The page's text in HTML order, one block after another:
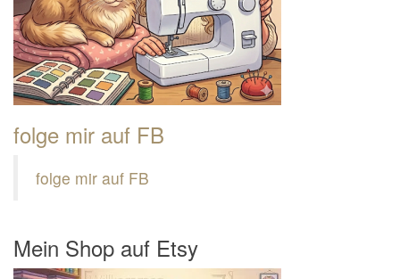
folge mir auf FB
folge mir auf FB
Mein Shop auf Etsy